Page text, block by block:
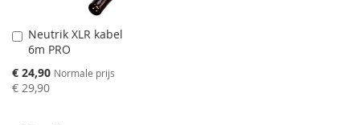
Neutrik XLR kabel
6m PRO
Speciale
prijs
€ 24,90 Normale prijs
€ 29,90
Aan
winkelwagen
toevoegen